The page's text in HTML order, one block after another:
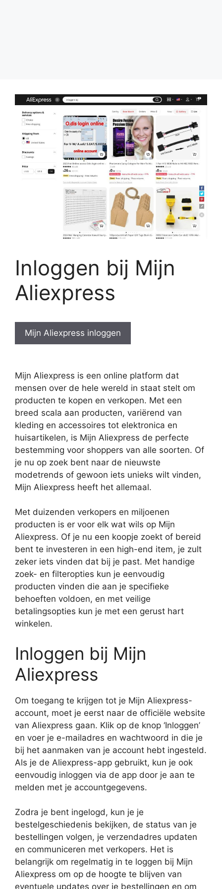
Inloggen bij Mijn
Aliexpress
Mijn Aliexpress inloggen
Mijn Aliexpress is een online platform dat
mensen over de hele wereld in staat stelt om
producten te kopen en verkopen. Met een
breed scala aan producten, variërend van
kleding en accessoires tot elektronica en
huisartikelen, is Mijn Aliexpress de perfecte
bestemming voor shoppers van alle soorten. Of
je nu op zoek bent naar de nieuwste
modetrends of gewoon iets unieks wilt vinden,
Mijn Aliexpress heeft het allemaal.
Met duizenden verkopers en miljoenen
producten is er voor elk wat wils op Mijn
Aliexpress. Of je nu een koopje zoekt of bereid
bent te investeren in een high-end item, je zult
zeker iets vinden dat bij je past. Met handige
zoek- en filteropties kun je eenvoudig
producten vinden die aan je specifieke
behoeften voldoen, en met veilige
betalingsopties kun je met een gerust hart
winkelen.
Inloggen bij Mijn
Aliexpress
Om toegang te krijgen tot je Mijn Aliexpress-
account, moet je eerst naar de officiële website
van Aliexpress gaan. Klik op de knop ‘Inloggen’
en voer je e-mailadres en wachtwoord in die je
bij het aanmaken van je account hebt ingesteld.
Als je de Aliexpress-app gebruikt, kun je ook
eenvoudig inloggen via de app door je aan te
melden met je accountgegevens.
Zodra je bent ingelogd, kun je je
bestelgeschiedenis bekijken, de status van je
bestellingen volgen, je verzendadres updaten
en communiceren met verkopers. Het is
belangrijk om regelmatig in te loggen bij Mijn
Aliexpress om op de hoogte te blijven van
eventuele updates over je bestellingen en om